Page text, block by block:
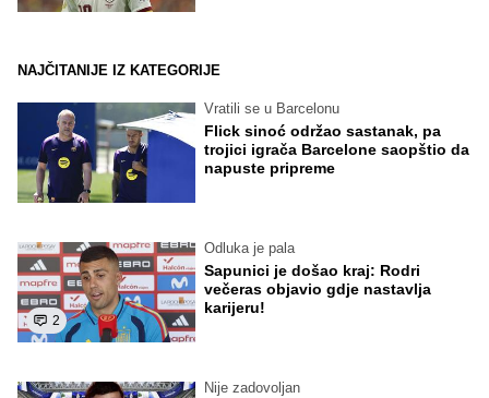
NAJČITANIJE IZ KATEGORIJE
Vratili se u Barcelonu
Flick sinoć održao sastanak, pa
trojici igrača Barcelone saopštio da
napuste pripreme
2
Odluka je pala
Sapunici je došao kraj: Rodri
večeras objavio gdje nastavlja
karijeru!
Nije zadovoljan